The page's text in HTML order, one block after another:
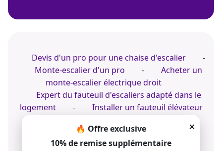
×
🔥 Offre exclusive
10% de remise supplémentaire
Devis d'un pro pour une chaise d'escalier
-
Monte-escalier d'un pro
-
Acheter un
monte-escalier électrique droit
Expert du fauteuil d'escaliers adapté dans le
logement
-
Installer un fauteuil élévateur
escalier
Installer un fauteuil électrique dans un escalier